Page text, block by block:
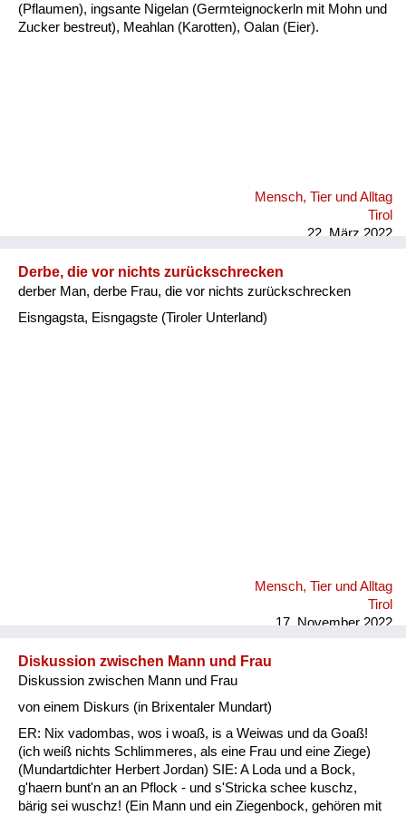
(Pflaumen), ingsante Nigelan (Germteignockerln mit Mohn und
Zucker bestreut), Meahlan (Karotten), Oalan (Eier).
Mensch, Tier und Alltag
Tirol
22. März 2022
Derbe, die vor nichts zurückschrecken
derber Man, derbe Frau, die vor nichts zurückschrecken
Eisngagsta, Eisngagste (Tiroler Unterland)
Mensch, Tier und Alltag
Tirol
17. November 2022
Diskussion zwischen Mann und Frau
Diskussion zwischen Mann und Frau
von einem Diskurs (in Brixentaler Mundart)
ER: Nix vadombas, wos i woaß, is a Weiwas und da Goaß!
(ich weiß nichts Schlimmeres, als eine Frau und eine Ziege)
(Mundartdichter Herbert Jordan) SIE: A Loda und a Bock,
g'haern bunt'n an an Pflock - und s'Stricka schee kuschz,
bärig sei wuschz! (Ein Mann und ein Ziegenbock, gehören mit